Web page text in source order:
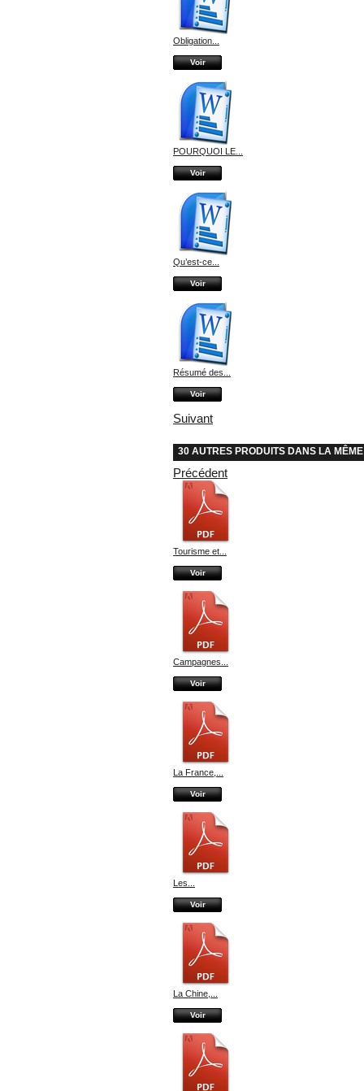
Obligation...
Voir
POURQUOI LE...
Voir
Qu’est-ce...
Voir
Résumé des...
Voir
Suivant
30 AUTRES PRODUITS DANS LA
Précédent
Tourisme et...
Voir
Campagnes...
Voir
La France,...
Voir
Les...
Voir
La Chine,...
Voir